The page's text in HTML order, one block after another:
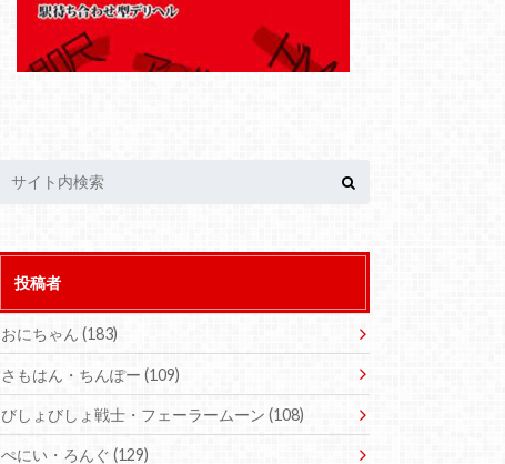
投稿者
おにちゃん(183)
さもはん・ちんぽー(109)
びしょびしょ戦士・フェーラームーン(108)
ぺにい・ろんぐ(129)